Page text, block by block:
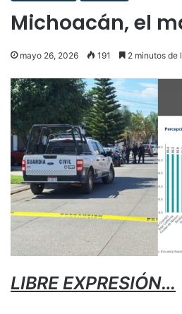
Michoacán, el
mayo 26, 2026 191 2 minutos de
LIBRE EXPRESIÓN…